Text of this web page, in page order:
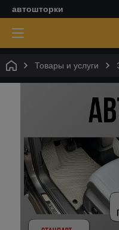
автошторки
Товары и услуги